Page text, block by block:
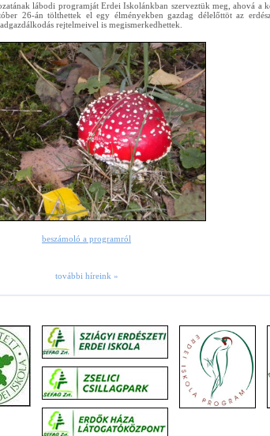
lábodi programját Erdei Iskolánkban szerveztük meg, ahová a
26-án tölthettek el egy élményekben gazdag délelőttöt az
rejtelmeivel is megismerkedhettek.
beszámoló a programról
további híreink »